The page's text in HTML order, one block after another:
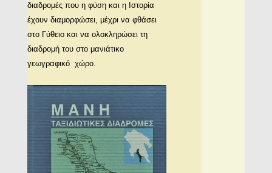
διαδρομές που η φύση και η Ιστορία
έχουν διαμορφώσει, μέχρι να φθάσει
στο Γύθειο και να ολοκληρώσει τη
διαδρομή του στο μανιάτικο
γεωγραφικό χώρο.